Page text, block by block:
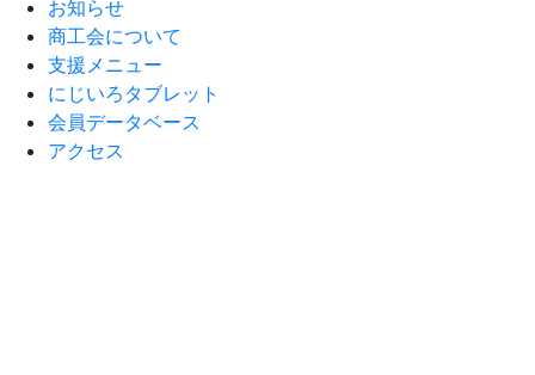
お知らせ
商工会について
支援メニュー
にじいろタブレット
会員データベース
アクセス